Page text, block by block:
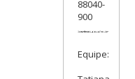
88040-
900
Equipe: